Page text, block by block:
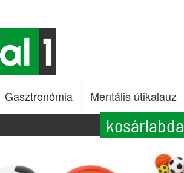
Gasztronómia Mentális útikalauz
kosárlabda